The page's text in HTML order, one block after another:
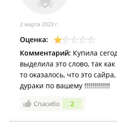
2 марта 2023 г.
Оценка:
Комментарий: Купила
выделила это слово, так
то оказалось, что это
дураки по вашему !!!!!!!!!!!!!
Спасибо 2